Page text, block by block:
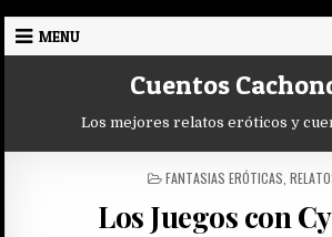
Skip
MENU
Cuentos
Los mejores relatos eróticos y
POSTED
FANTASIAS ERÓTICAS
Los Juegos con